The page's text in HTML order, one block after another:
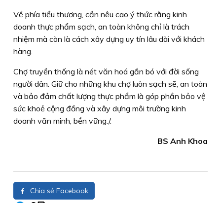
Về phía tiểu thương, cần nêu cao ý thức rằng kinh
doanh thực phẩm sạch, an toàn không chỉ là trách
nhiệm mà còn là cách xây dựng uy tín lâu dài với khách
hàng.
Chợ truyền thống là nét văn hoá gắn bó với đời sống
người dân. Giữ cho những khu chợ luôn sạch sẽ, an toàn
và bảo đảm chất lượng thực phẩm là góp phần bảo vệ
sức khoẻ cộng đồng và xây dựng môi trường kinh
doanh văn minh, bền vững./.
BS Anh Khoa
Chia sẻ Facebook